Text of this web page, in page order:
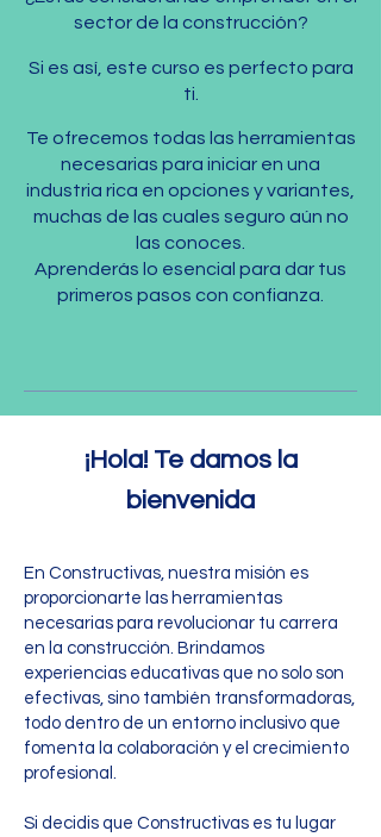
sector de la construcción?
Si es así, este curso es perfecto para
ti.
Te ofrecemos todas las herramientas
necesarias para iniciar en una
industria rica en opciones y variantes,
muchas de las cuales seguro aún no
las conoces.
Aprenderás lo esencial para dar tus
primeros pasos con confianza.
¡Hola! Te damos la
bienvenida
En Constructivas, nuestra misión es
proporcionarte las herramientas
necesarias para revolucionar tu carrera
en la construcción. Brindamos
experiencias educativas que no solo son
efectivas, sino también transformadoras,
todo dentro de un entorno inclusivo que
fomenta la colaboración y el crecimiento
profesional.
Si decidis que Constructivas es tu lugar